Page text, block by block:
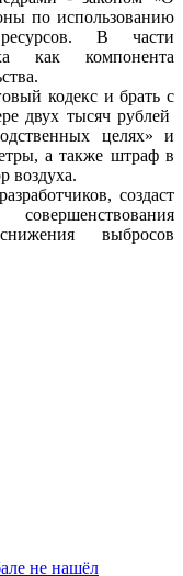
по использованию
В части
как компонента
кодекс и брать с
двух тысяч рублей
целях» и
а также штраф в
воздуха.
создаст
выбросов